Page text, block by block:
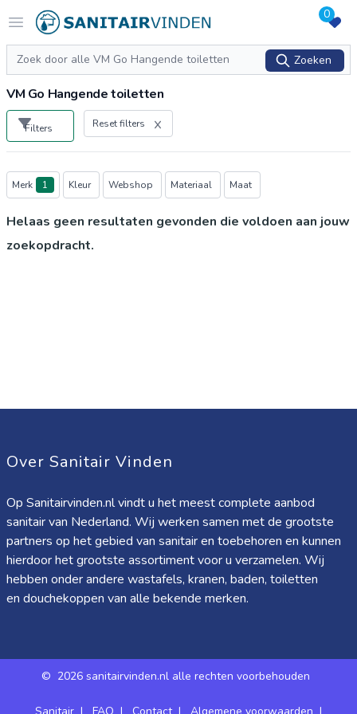
Open menu
Logo sanitairvinden.nl 0
Zoeken
Zoeken
VM Go Hangende toiletten
Filters Reset filters
Producten
Merk 1 Kleur Webshop Materiaal Maat
Helaas geen resultaten gevonden die voldoen aan jouw
zoekopdracht.
Over Sanitair Vinden
Op Sanitairvinden.nl vindt u het meest complete aanbod
sanitair van Nederland. Wij werken samen met de grootste
partners op het gebied van sanitair en toebehoren en kunnen
hierdoor het grootste assortiment voor u verzamelen. Wij
hebben onder andere wastafels, kranen, baden, toiletten
en douchekoppen van alle bekende merken.
© 2026 sanitairvinden.nl alle rechten voorbehouden